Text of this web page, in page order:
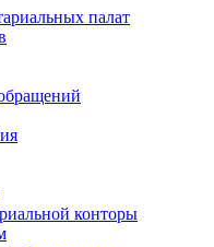
палат
конторы